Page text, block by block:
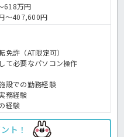
618万円
～407,600円
免許（AT限定可）
て必要なパソコン操作
設での勤務経験
務経験
経験
ト！